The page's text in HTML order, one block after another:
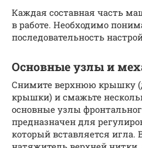
Каждая составная часть
в работе. Необходимо
последовательность
Основные узлы и
Снимите верхнюю крышку
крышки) и смажьте
основные узлы
предназначен для
который вставляется игла.